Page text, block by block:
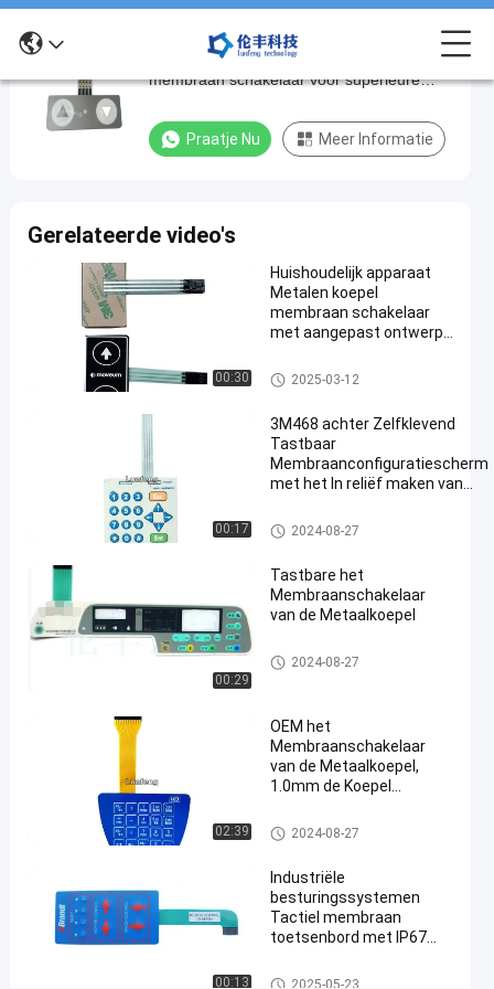
-20°C
tot
70°C
membraan
schakelaar
superieure
prestaties
duurzaamheid
Membraanschakelaar
van de metaalkoepel
2025-
154
Membraanschakelaar
van de metaalkoepel
drukknopschakelaar
knopenmembraan
#
industriële de
van het
machinemembraan
-20°C tot 70°C aangepaste metalen koepel
membraan schakelaar voor superieure
Praatje Nu Meer Informatie
Gerelateerde video's
00:30
Huishoudelijk apparaat
Metalen koepel
membraan schakelaar
met aangepast ontwerp
temperatuurbereik
Het Membraanschakelaar van
de metaalkoepel
2025-03-12
00:17
3M468 achter Zelfklevend
Tastbaar
Membraanconfiguratiescherm
met het In reliëf maken van
Het Membraanschakelaar van de me
taalkoepel
2024-08-27
00:29
Tastbare het
Membraanschakelaar
van de Metaalkoepel
Het Membraanschakelaar van
de metaalkoepel
2024-08-27
02:39
OEM het
Membraanschakelaar
van de Metaalkoepel,
1.0mm de Koepel
het Hoogtemetaal
Het Membraanschakelaar van
de metaalkoepel
2024-08-27
00:13
Industriële
besturingssystemen
Tactiel membraan
toetsenbord met IP67
polyester ontwerp
Het Membraanschakelaar van
2025-05-23